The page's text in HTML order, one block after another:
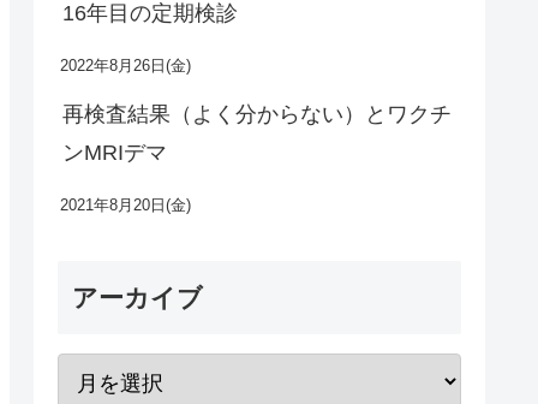
16年目の定期検診
2022年8月26日(金)
再検査結果（よく分からない）とワクチ
ンMRIデマ
2021年8月20日(金)
アーカイブ